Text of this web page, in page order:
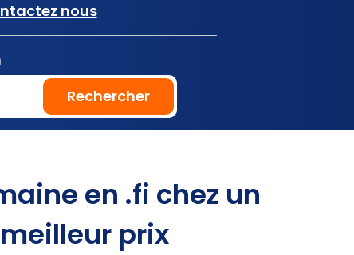
nous
Rechercher
en .fi chez un
prix